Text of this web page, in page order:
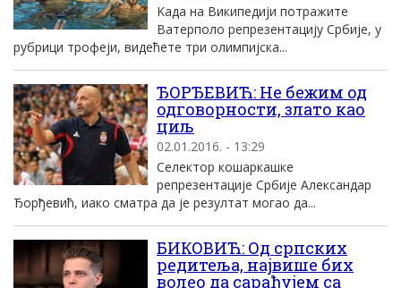
Kада на Википедиjи потражите
Ватерполо репрезентациjу Србиjе, у
рубрици трофеjи, видећете три олимпиjска...
ЂОРЂЕВИЋ: Не бежим од
одговорности, злато као
циљ
02.01.2016. - 13:29
Селектор кошаркашке
репрезентациjе Србиjе Aлександар
Ђорђевић, иако сматра да jе резултат могао да...
БИКОВИЋ: Од српских
редитеља, највише бих
волео да сарађујем са